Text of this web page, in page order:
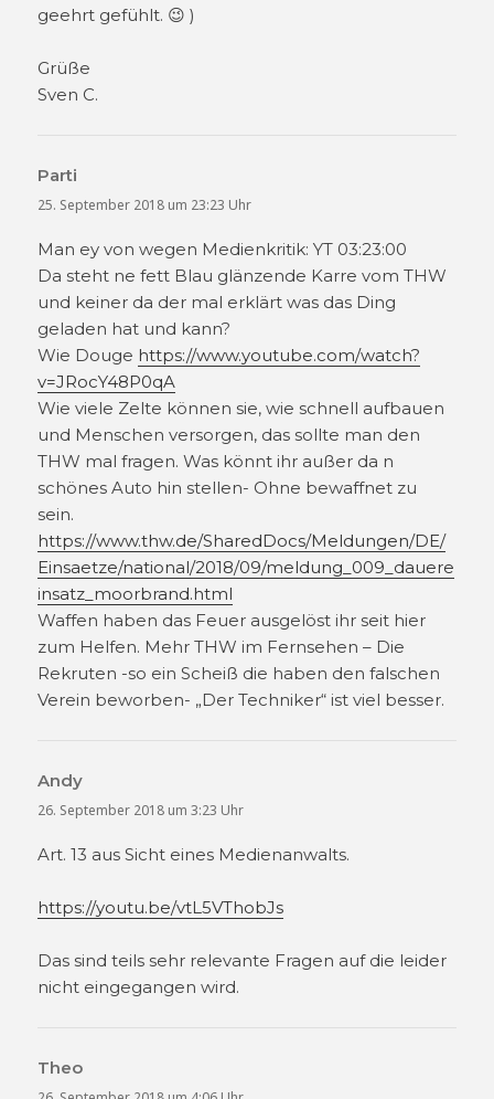
geehrt gefühlt. 😉 )
Grüße
Sven C.
Parti
25. September 2018 um 23:23 Uhr
Man ey von wegen Medienkritik: YT 03:23:00
Da steht ne fett Blau glänzende Karre vom THW
und keiner da der mal erklärt was das Ding
geladen hat und kann?
Wie Douge https://www.youtube.com/watch?
v=JRocY48P0qA
Wie viele Zelte können sie, wie schnell aufbauen
und Menschen versorgen, das sollte man den
THW mal fragen. Was könnt ihr außer da n
schönes Auto hin stellen- Ohne bewaffnet zu
sein.
https://www.thw.de/SharedDocs/Meldungen/DE/
Einsaetze/national/2018/09/meldung_009_dauere
insatz_moorbrand.html
Waffen haben das Feuer ausgelöst ihr seit hier
zum Helfen. Mehr THW im Fernsehen – Die
Rekruten -so ein Scheiß die haben den falschen
Verein beworben- „Der Techniker“ ist viel besser.
Andy
26. September 2018 um 3:23 Uhr
Art. 13 aus Sicht eines Medienanwalts.
https://youtu.be/vtL5VThobJs
Das sind teils sehr relevante Fragen auf die leider
nicht eingegangen wird.
Theo